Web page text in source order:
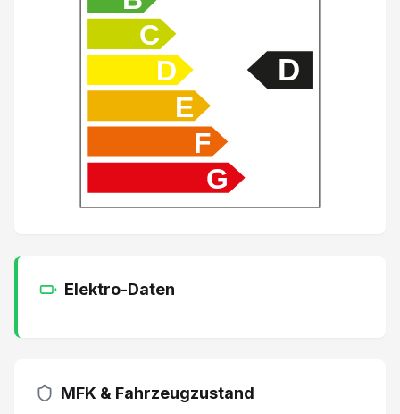
Adaptive Geschwindigkeitsregelung ACC
Apple Car Play/ Android Auto
Seitenairbag Fahrer und Beifahrerseite
Aussensp. m. Memory el. verstell-, anklapp- u. beh
C
D
E
F
G
D
Elektro-Daten
MFK & Fahrzeugzustand